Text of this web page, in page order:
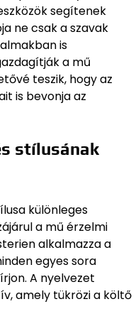
segítenek
ne csak a szavak
is
a mű
teszik, hogy az
is bevonja az
stílusának
különleges
a mű érzelmi
alkalmazza a
egyes sora
A nyelvezet
amely tükrözi a költő